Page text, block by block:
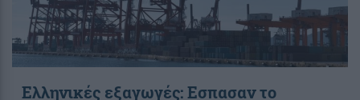
Ελληνικές εξαγωγές: Εσπασαν το